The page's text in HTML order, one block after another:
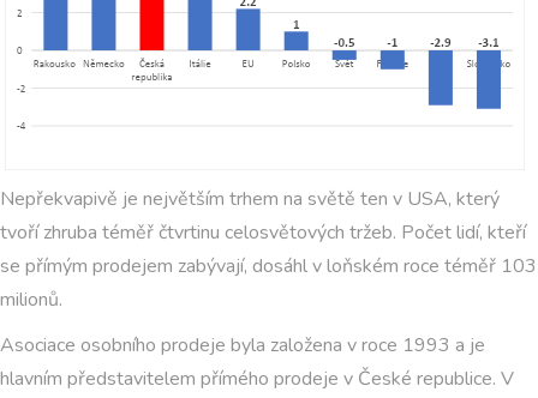
Nepřekvapivě je největším trhem na světě ten v USA, který
tvoří zhruba téměř čtvrtinu celosvětových tržeb. Počet lidí, kteří
se přímým prodejem zabývají, dosáhl v loňském roce téměř 103
milionů.
Asociace osobního prodeje byla založena v roce 1993 a je
hlavním představitelem přímého prodeje v České republice. V